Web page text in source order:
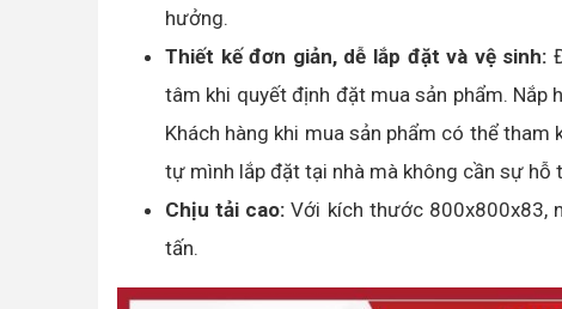
hưởng.
Thiết kế đơn giản, dễ lắp đặt và vệ sinh:
tâm khi quyết định đặt mua sản phẩm.
Khách hàng khi mua sản phẩm có thể
tự mình lắp đặt tại nhà mà không cần sự hỗ
Chịu tải cao: Với kích thước 800x800x83,
tấn.